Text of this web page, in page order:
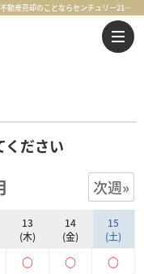
来店予約｜鶴ヶ島市・坂戸市・東松山市・川越市の不動産購入・不動産売却のことならセンチュリー21明和ハウス
ください
次週»
13
(木)
○
14
(金)
○
15
(土)
○